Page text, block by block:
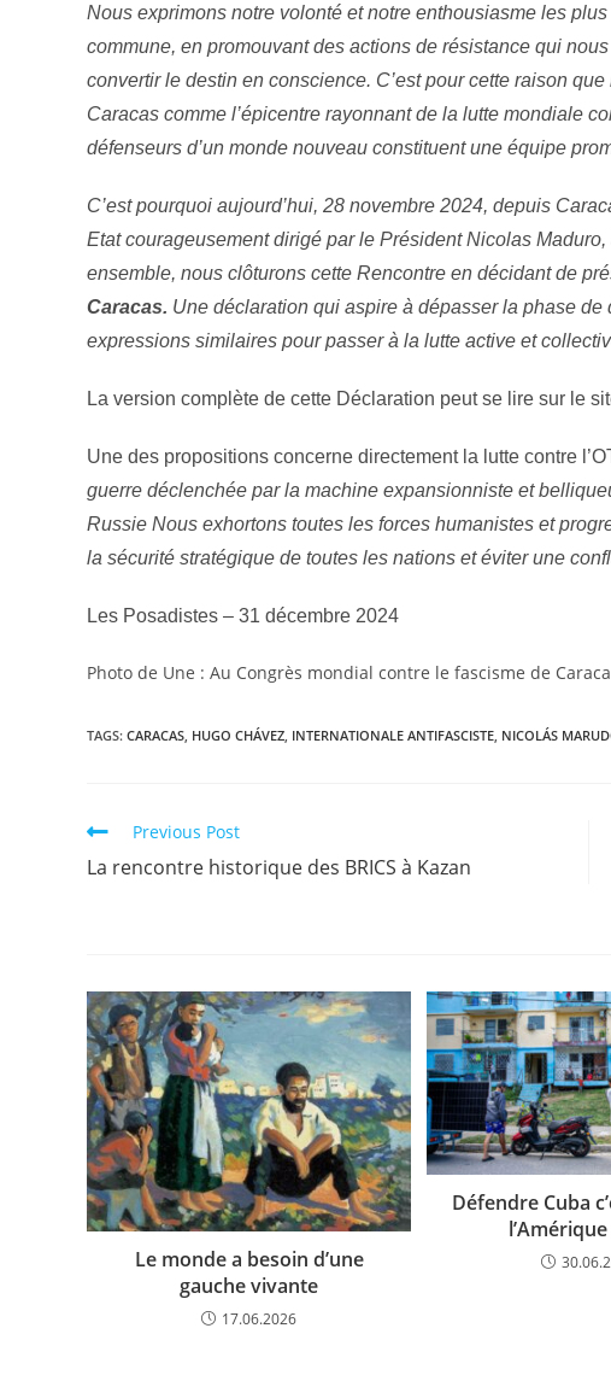
Nous exprimons notre volonté et notre enthousiasme les
commune, en promouvant des actions de résistance qui
convertir le destin en conscience. C’est pour cette raison
Caracas comme l’épicentre rayonnant de la lutte mondiale
défenseurs d’un monde nouveau constituent une équipe
C’est pourquoi aujourd’hui, 28 novembre 2024, depuis
Etat courageusement dirigé par le Président Nicolas
ensemble, nous clôturons cette Rencontre en décidant de
Caracas. Une déclaration qui aspire à dépasser la phase
expressions similaires pour passer à la lutte active et
La version complète de cette Déclaration peut se lire sur le
Une des propositions concerne directement la lutte contre
guerre déclenchée par la machine expansionniste et
Russie Nous exhortons toutes les forces humanistes et
la sécurité stratégique de toutes les nations et éviter une
Les Posadistes – 31 décembre 2024
Photo de Une : Au Congrès mondial contre le fascisme de
TAGS: CARACAS HUGO CHÁVEZ INTERNATIONALE ANTIFASCISTE NICOLÁS
Previous Post
La rencontre historique des BRICS à Kazan
Le monde a besoin d’une
gauche vivante
17.06.2026
Défendre Cuba